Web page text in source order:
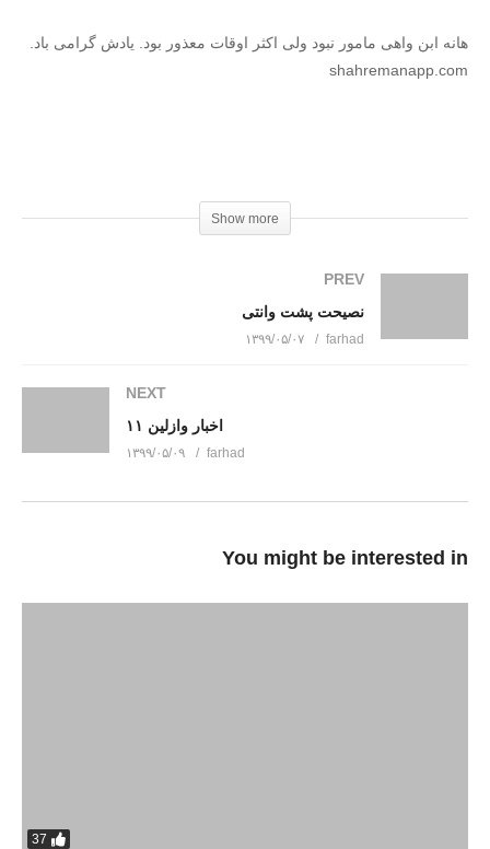
هانه ابن واهی مامور نبود ولی اکثر اوقات معذور بود. یادش گرامی باد.
shahremanapp.com
عضویت در کانال تلگرام دیرین دیرین https://t.me/dirindirin
بـرای دانلود کـلیـــک کنـیـد
Show more
PREV
نصیحت پشت وانتی
farhad ۱۳۹۹/۰۵/۰۷
NEXT
اخبار وازلین ۱۱
farhad ۱۳۹۹/۰۵/۰۹
You might be interested in
37